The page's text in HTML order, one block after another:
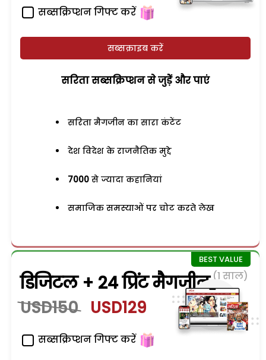
सब्सक्रिप्शन गिफ्ट करें
सब्सक्राइब करें
सरिता सब्सक्रिप्शन से जुड़ेें और पाएं
सरिता मैगजीन का सारा कंटेंट
देश विदेश के राजनैतिक मुद्दे
7000 से ज्यादा कहानियां
समाजिक समस्याओं पर चोट करते लेख
डिजिटल + 24 प्रिंट मैगजीन (1 साल)
USD150 USD129
सब्सक्रिप्शन गिफ्ट करें